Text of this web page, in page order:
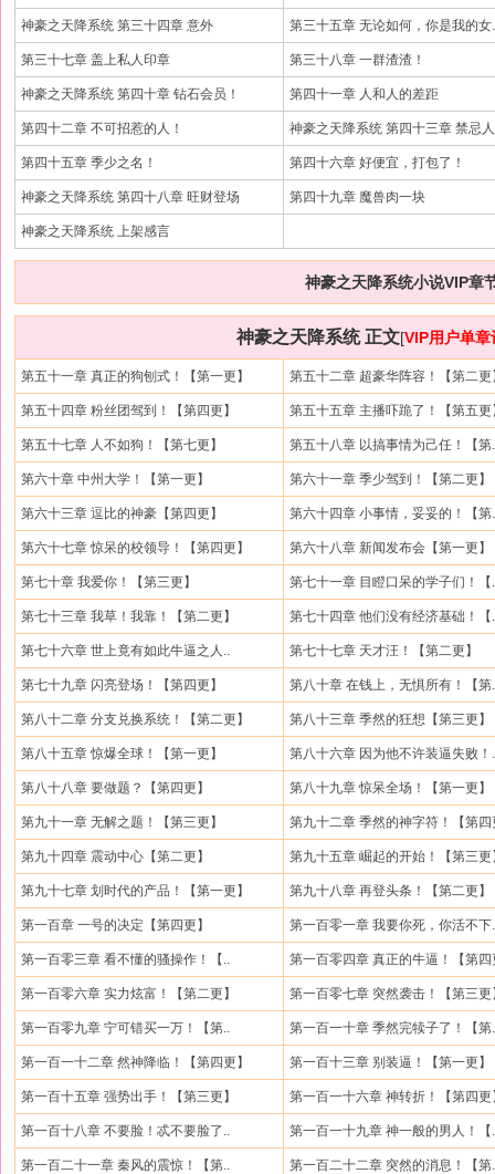
神豪之天降系统 第三十四章 意外 第三十五章 无论如何，你是我的女
第三十七章 盖上私人印章 第三十八章 一群渣渣！
神豪之天降系统 第四十章 钻石会员！ 第四十一章 人和人的差距
第四十二章 不可招惹的人！ 神豪之天降系统 第四十三章 禁忌
第四十五章 季少之名！ 第四十六章 好便宜，打包了！
神豪之天降系统 第四十八章 旺财登场 第四十九章 魔兽肉一块
神豪之天降系统 上架感言
神豪之天降系统小说VIP章
神豪之天降系统 正文[VIP用户单章
第五十一章 真正的狗刨式！【第一更】 第五十二章 超豪华阵容！【第二更
第五十四章 粉丝团驾到！【第四更】 第五十五章 主播吓跪了！【第五更
第五十七章 人不如狗！【第七更】 第五十八章 以搞事情为己任！【第
第六十章 中州大学！【第一更】 第六十一章 季少驾到！【第二更】
第六十三章 逗比的神豪【第四更】 第六十四章 小事情，妥妥的！【第
第六十七章 惊呆的校领导！【第四更】 第六十八章 新闻发布会【第一更】
第七十章 我爱你！【第三更】 第七十一章 目瞪口呆的学子们！【
第七十三章 我草！我靠！【第二更】 第七十四章 他们没有经济基础！【
第七十六章 世上竟有如此牛逼之人.. 第七十七章 天才汪！【第二更】
第七十九章 闪亮登场！【第四更】 第八十章 在钱上，无惧所有！【第
第八十二章 分支兑换系统！【第二更】 第八十三章 季然的狂想【第三更】
第八十五章 惊爆全球！【第一更】 第八十六章 因为他不许装逼失败！
第八十八章 要做题？【第四更】 第八十九章 惊呆全场！【第一更】
第九十一章 无解之题！【第三更】 第九十二章 季然的神字符！【第四
第九十四章 震动中心【第二更】 第九十五章 崛起的开始！【第三更
第九十七章 划时代的产品！【第一更】 第九十八章 再登头条！【第二更】
第一百章 一号的决定【第四更】 第一百零一章 我要你死，你活不下
第一百零三章 看不懂的骚操作！【.. 第一百零四章 真正的牛逼！【第四
第一百零六章 实力炫富！【第二更】 第一百零七章 突然袭击！【第三更
第一百零九章 宁可错买一万！【第.. 第一百一十章 季然完犊子了！【第
第一百一十二章 然神降临！【第四更】 第一百十三章 别装逼！【第一更】
第一百十五章 强势出手！【第三更】 第一百一十六章 神转折！【第四更
第一百十八章 不要脸！忒不要脸了.. 第一百一十九章 神一般的男人！【
第一百二十一章 秦风的震惊！【第.. 第一百二十二章 突然的消息！【第